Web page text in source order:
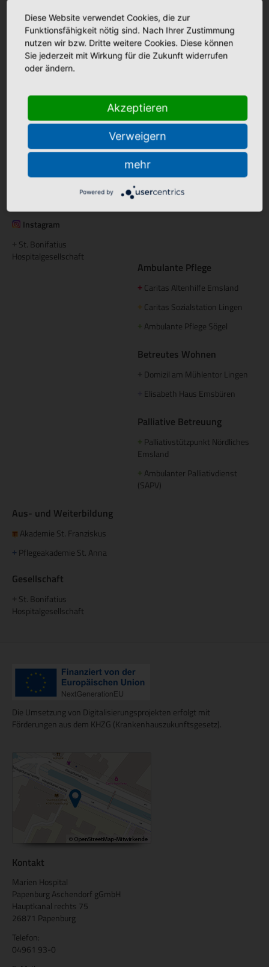
Borromäus Hospital Leer
Hümmling Hospital Sögel
Marien Hospital Papenburg
Bonifatius Hospital Lingen
Borromäus Hospital Leer
Instagram
St. Bonifatius
Hospitalgesellschaft
St. Katharina Haus Thuine
+ Caritas Altenhilfe Emsland
+Johannesstift Papenburg
+Matthias Haus Lohne
+Mutter Teresa Haus Lingen
Tagespflege
+Maria Anna Haus Lengerich
Ambulante Pflege
+ Caritas Altenhilfe Emsland
+ Caritas Sozialstation Lingen
+ Ambulante Pflege Sögel
Betreutes Wohnen
Domizil am Mühlentor Lingen
Elisabeth Haus Emsbüren
Palliative Betreuung
+ Palliativstützpunkt Nördliches
Emsland
+ Ambulanter Palliativdienst
(SAPV)
Aus- und Weiterbildung
Akademie St. Franziskus
+ Pflegeakademie St. Anna
Gesellschaft
St. Bonifatius
Hospitalgesellschaft
Die Umsetzung von Digitalisierungsprojekten erfolgt mit
Förderungen aus dem KHZG (Krankenhauszukunftsgesetz).
Kontakt
Marien Hospital
Papenburg Aschendorf gGmbH
Hauptkanal rechts 75
26871 Papenburg
Telefon:
04961 93-0
Diese Website verwendet Cookies, die zur
Funktionsfähigkeit nötig sind. Nach Ihrer Zustimmung
nutzen wir bzw. Dritte weitere Cookies. Diese können
Sie jederzeit mit Wirkung für die Zukunft widerrufen
oder ändern.
Akzeptieren
Verweigern
mehr
Powered by